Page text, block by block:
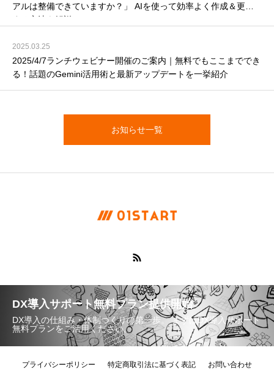
アルは整備できていますか？」 AIを使って効率よく作成＆更新
する方法を解説！
2025.03.25
2025/4/7ランチウェビナー開催のご案内｜無料でもここまででき
る！話題のGemini活用術と最新アップデートを一挙紹介
お知らせ一覧
DX導入サポート無料プラン提供開始
DX導入の仕組み・体制づくりの第一歩。 まずはDX導入サポート
無料プランをご活用ください。
プライバシーポリシー 特定商取引法に基づく表記 お問い合わせ